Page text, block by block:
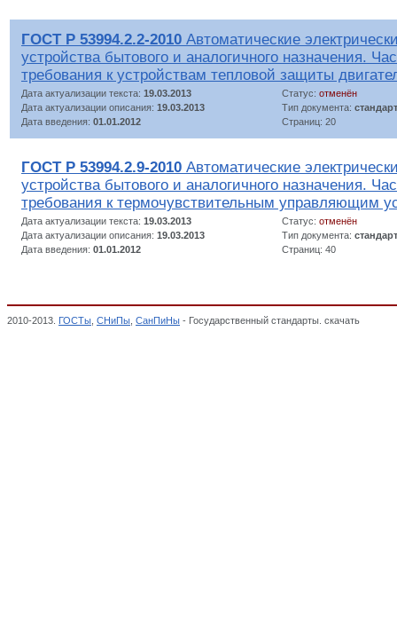
ГОСТ Р 53994.2.2-2010 Автоматические
устройства бытового и аналогичного назначения.
требования к устройствам тепловой защиты
Дата актуализации текста: 19.03.2013 Статус: отменён
Дата актуализации описания: 19.03.2013 Тип документа: стандарт
Дата введения: 01.01.2012 Страниц: 20
ГОСТ Р 53994.2.9-2010 Автоматические
устройства бытового и аналогичного назначения.
требования к термочувствительным управляющим
Дата актуализации текста: 19.03.2013 Статус: отменён
Дата актуализации описания: 19.03.2013 Тип документа: стандарт
Дата введения: 01.01.2012 Страниц: 40
2010-2013. ГОСТы СНиПы СанПиНы - Государственный стандарты. скачать